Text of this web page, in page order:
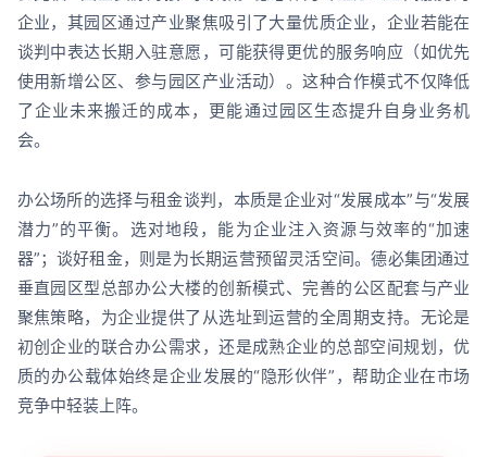
企业，其园区通过产业聚焦吸引了大量优质企业，企业若能在
谈判中表达长期入驻意愿，可能获得更优的服务响应（如优先
使用新增公区、参与园区产业活动）。这种合作模式不仅降低
了企业未来搬迁的成本，更能通过园区生态提升自身业务机
会。
办公场所的选择与租金谈判，本质是企业对“发展成本”与“发展
潜力”的平衡。选对地段，能为企业注入资源与效率的“加速
器”；谈好租金，则是为长期运营预留灵活空间。德必集团通过
垂直园区型总部办公大楼的创新模式、完善的公区配套与产业
聚焦策略，为企业提供了从选址到运营的全周期支持。无论是
初创企业的联合办公需求，还是成熟企业的总部空间规划，优
质的办公载体始终是企业发展的“隐形伙伴”，帮助企业在市场
竞争中轻装上阵。